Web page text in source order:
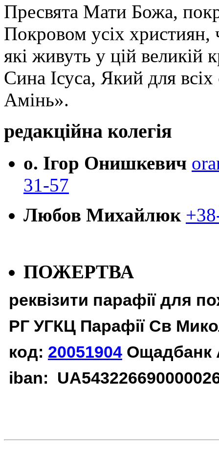
Пресвята Мати Божа,
Покровом усіх християн,
які живуть у цій великій
Сина Ісуса, Який для
Амінь».
редакційна колегія
о. Ігор Онишкевич
31-57
Любов Михайлюк
ПОЖЕРТВА
реквізити парафії для
РГ УГКЦ Парафії Св
код: 20051904 Ощадбанк
iban: